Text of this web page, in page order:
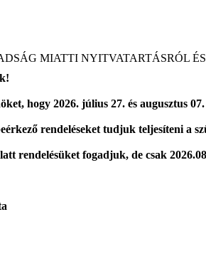
MIATTI NYITVATARTÁSRÓL
hogy 2026. július 27. és augusztus
rendeléseket tudjuk teljesíteni a
rendelésüket fogadjuk, de csak